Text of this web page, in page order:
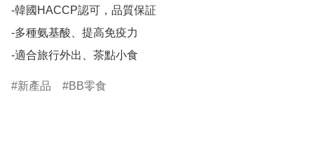
-韓國HACCP認可，品質保証
-多種氨基酸、提高免疫力
-適合旅行外出、茶點小食
新產品 BB零食